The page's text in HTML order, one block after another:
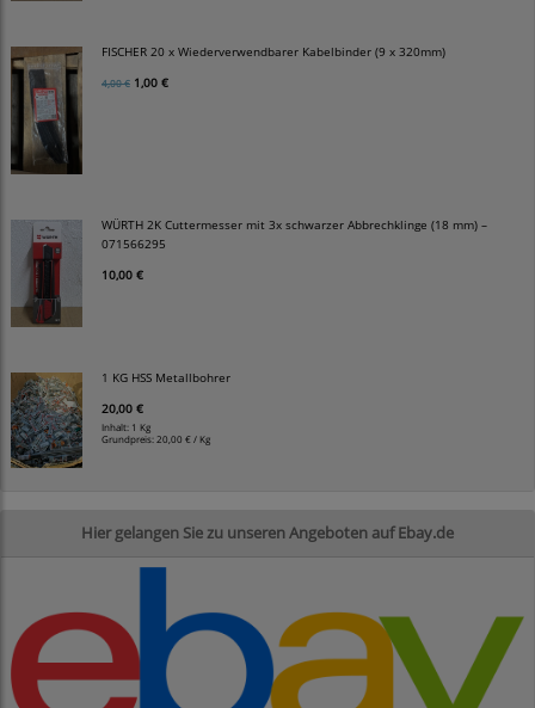
FISCHER 20 x Wiederverwendbarer Kabelbinder (9 x 320mm)
4,00 € 1,00 €
WÜRTH 2K Cuttermesser mit 3x schwarzer Abbrechklinge (18 mm) –
071566295
10,00 €
1 KG HSS Metallbohrer
20,00 €
Inhalt: 1 Kg
Grundpreis: 20,00 € / Kg
Hier gelangen Sie zu unseren Angeboten auf Ebay.de